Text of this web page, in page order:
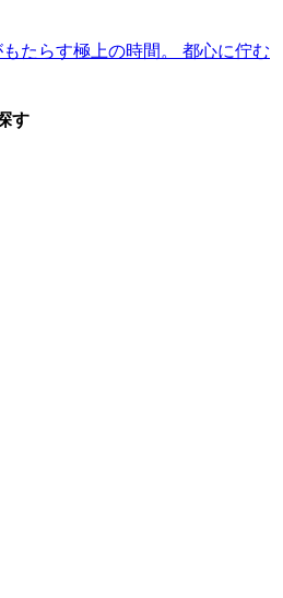
もたらす極上の時間。 都心に佇む
す